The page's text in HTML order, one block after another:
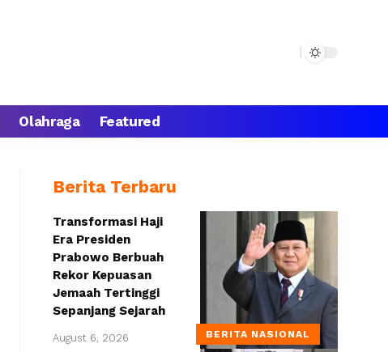
Olahraga Featured
Berita Terbaru
BERITA NASIONAL
Transformasi Haji
Era Presiden
Prabowo Berbuah
Rekor Kepuasan
Jemaah Tertinggi
Sepanjang Sejarah
August 6, 2026